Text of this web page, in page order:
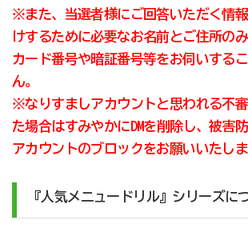
※また、当選者様にご回答いただく情
けするために必要なお名前とご住所の
カード番号や暗証番号等をお伺いする
ん。
※なりすましアカウントと思われる不審
た場合はすみやかにDMを削除し、被害
アカウントのブロックをお願いいたしま
『人気メニュードリル』シリーズに